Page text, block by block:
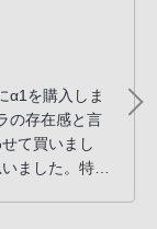
α1を購入しま
の存在感と言
て買いまし
ました。特に